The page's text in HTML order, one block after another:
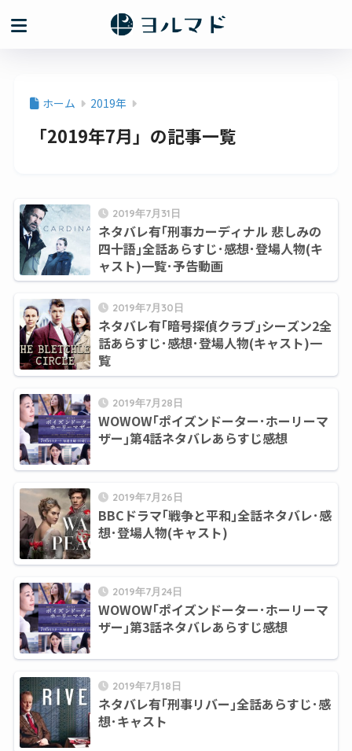
ホーム 2019年
「2019年7月」の記事一覧
2019年7月31日
ネタバレ有｢刑事カーディナル 悲しみの
四十語｣全話あらすじ･感想･登場人物(キ
ャスト)一覧･予告動画
2019年7月30日
ネタバレ有｢暗号探偵クラブ｣シーズン2全
話あらすじ･感想･登場人物(キャスト)一
覧
2019年7月28日
WOWOW｢ポイズンドーター･ホーリーマ
ザー｣第4話ネタバレあらすじ感想
2019年7月26日
BBCドラマ｢戦争と平和｣全話ネタバレ･感
想･登場人物(キャスト)
2019年7月24日
WOWOW｢ポイズンドーター･ホーリーマ
ザー｣第3話ネタバレあらすじ感想
2019年7月18日
ネタバレ有｢刑事リバー｣全話あらすじ･感
想･キャスト